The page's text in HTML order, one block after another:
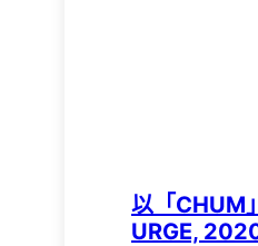
以「CHUM
URGE,